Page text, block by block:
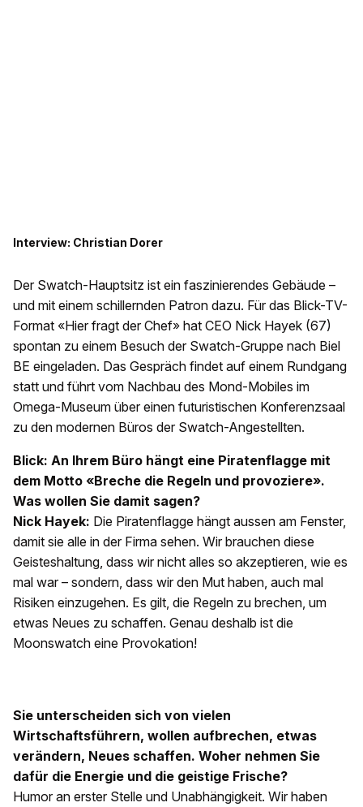
Interview: Christian Dorer
Der Swatch-Hauptsitz ist ein faszinierendes Gebäude –
und mit einem schillernden Patron dazu. Für das Blick-TV-
Format «Hier fragt der Chef» hat CEO Nick Hayek (67)
spontan zu einem Besuch der Swatch-Gruppe nach Biel
BE eingeladen. Das Gespräch findet auf einem Rundgang
statt und führt vom Nachbau des Mond-Mobiles im
Omega-Museum über einen futuristischen Konferenzsaal
zu den modernen Büros der Swatch-Angestellten.
Blick: An Ihrem Büro hängt eine Piratenflagge mit
dem Motto «Breche die Regeln und provoziere».
Was wollen Sie damit sagen?
Nick Hayek: Die Piratenflagge hängt aussen am Fenster,
damit sie alle in der Firma sehen. Wir brauchen diese
Geisteshaltung, dass wir nicht alles so akzeptieren, wie es
mal war – sondern, dass wir den Mut haben, auch mal
Risiken einzugehen. Es gilt, die Regeln zu brechen, um
etwas Neues zu schaffen. Genau deshalb ist die
Moonswatch eine Provokation!
Sie unterscheiden sich von vielen
Wirtschaftsführern, wollen aufbrechen, etwas
verändern, Neues schaffen. Woher nehmen Sie
dafür die Energie und die geistige Frische?
Humor an erster Stelle und Unabhängigkeit. Wir haben